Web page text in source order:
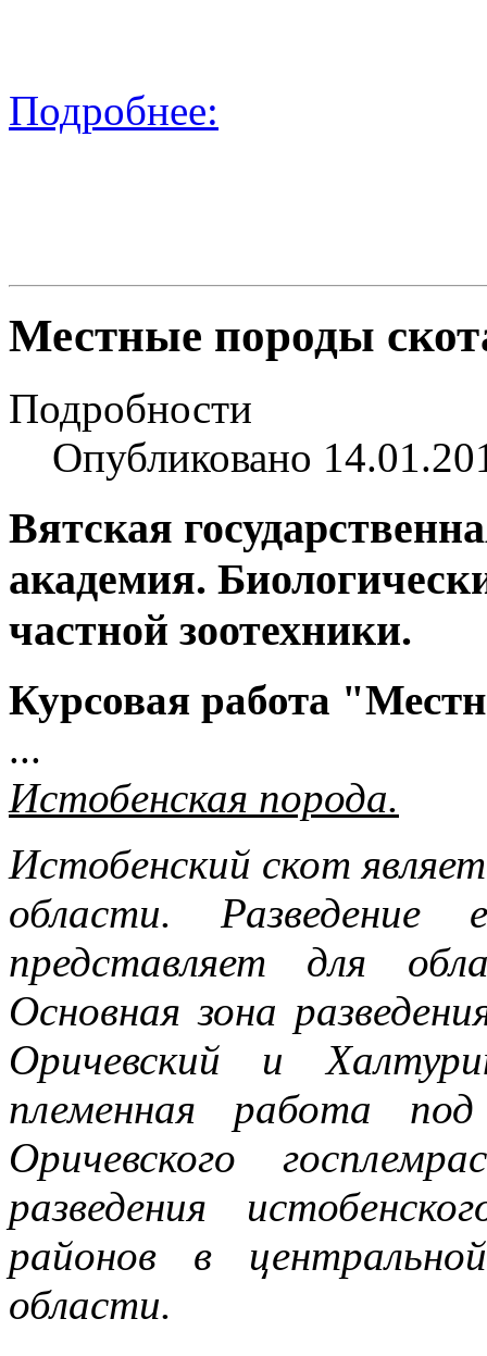
Подробнее:
Местные породы
Подробности
Опубликовано
Вятская
академия.
частной зоотехники.
Курсовая работа
...
Истобенская порода.
Истобенский скот
области.
представляет для
Основная зона
Оричевский и
племенная работа под
Оричевского
разведения
районов в
области.